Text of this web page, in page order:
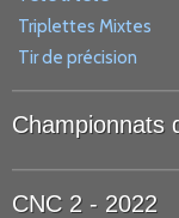
Triplettes Mixtes
Tir de précision
Championnats
CNC 2 - 2022